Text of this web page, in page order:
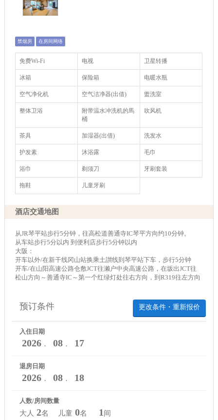
禁烟房 在房间网络
免费Wi-Fi 电视 卫星转播
冰箱 保险箱 电暖水瓶
空气净化机 空气洁净器(出借) 盥洗室
整体卫浴
附带温水冲洗机的馬
桶
吹风机
茶具 加湿器(出借) 洗发水
护发素 沐浴露 毛巾
浴巾 剃须刀 牙刷套装
拖鞋 儿童牙刷
酒店交通地图
从JR琴平站步行5分钟，往高松道善通寺IC琴平方向约10分钟。
从车站步行5分以内 到便利店步行5分钟以内
大阪：
开车以外/在新干线冈山站换乘土讃线到琴平站下车，步行5分钟
开车/在山阳高速公路仓敷JCT往濑户中央高速公路，在坂出JCT往
松山方向～善通寺IC～第一个红绿灯处往右方向，到R319往左方向
更改条件・重新报价
预订条件
入住日期
2026． 08． 17
退房日期
2026． 08． 18
人数/房间数量
大人 2名 儿童 0名 1 间